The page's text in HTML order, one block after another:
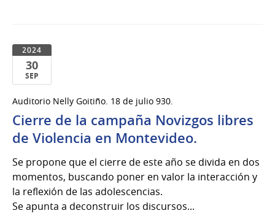
2024
30
SEP
de
Sep
del
Auditorio Nelly Goitiño. 18 de julio 930.
Cierre de la campaña Novizgos libres
de Violencia en Montevideo.
Se propone que el cierre de este año se divida en dos
momentos, buscando poner en valor la interacción y
la reflexión de las adolescencias.
Se apunta a deconstruir los discursos...